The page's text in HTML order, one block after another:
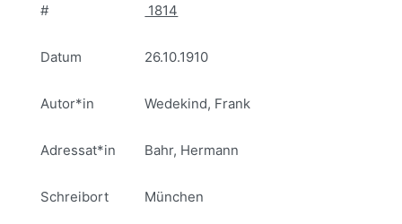
# 1814
Datum 26.10.1910
Autor*in Wedekind, Frank
Adressat*in Bahr, Hermann
Schreibort München